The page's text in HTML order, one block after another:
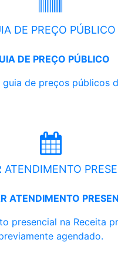
DE PREÇO PÚBLICO
DE PREÇO PÚBLICO
guia de preços públicos
ATENDIMENTO
ATENDIMENTO
presencial na Receita
agendado.